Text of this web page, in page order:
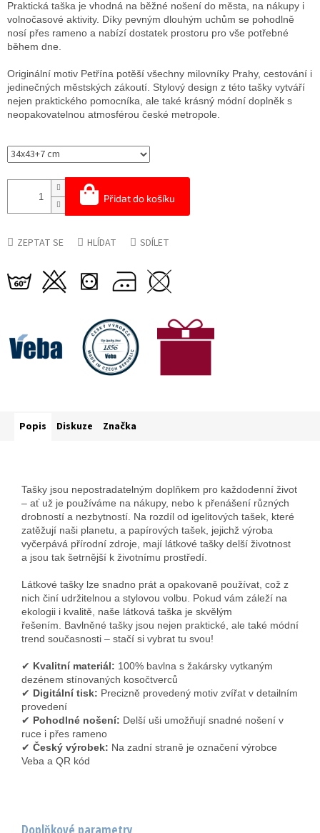
Přidat do košíku
Praktická taška je vhodná na běžné nošení do města, na nákupy i
volnočasové aktivity. Díky pevným dlouhým uchům se pohodlně
nosí přes rameno a nabízí dostatek prostoru pro vše potřebné
během dne.
Originální motiv Petřína potěší všechny milovníky Prahy, cestování i
jedinečných městských zákoutí. Stylový design z této tašky vytváří
nejen praktického pomocníka, ale také krásný módní doplněk s
neopakovatelnou atmosférou české metropole.
ZEPTAT SE HLÍDAT SDÍLET
Popis Diskuze Značka
Tašky jsou nepostradatelným doplňkem pro každodenní život
– ať už je používáme na nákupy, nebo k přenášení různých
drobností a nezbytností. Na rozdíl od igelitových tašek, které
zatěžují naši planetu, a papírových tašek, jejichž výroba
vyčerpává přírodní zdroje, mají látkové tašky delší životnost
a jsou tak šetrnější k životnímu prostředí.
Látkové tašky lze snadno prát a opakovaně používat, což z
nich činí udržitelnou a stylovou volbu. Pokud vám záleží na
ekologii i kvalitě, naše látková taška je skvělým
řešením. Bavlněné tašky jsou nejen praktické, ale také módní
trend současnosti – stačí si vybrat tu svou!
✔ Kvalitní materiál: 100% bavlna s žakársky vytkaným
dezénem stínovaných kosočtverců
✔ Digitální tisk: Precizně provedený motiv zvířat v detailním
provedení
✔ Pohodlné nošení: Delší uši umožňují snadné nošení v
ruce i přes rameno
✔ Český výrobek: Na zadní straně je označení výrobce
Veba a QR kód